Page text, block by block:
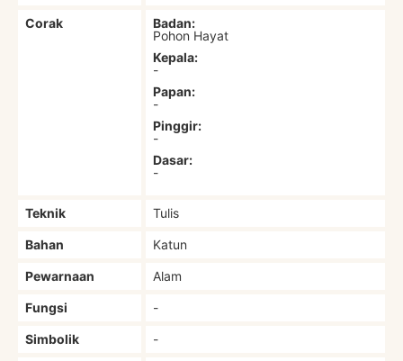
Corak
Badan:
Pohon Hayat
Kepala:
-
Papan:
-
Pinggir:
-
Dasar:
-
Teknik Tulis
Bahan Katun
Pewarnaan Alam
Fungsi -
Simbolik -